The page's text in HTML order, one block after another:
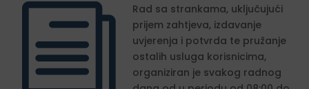
i
Rad sa strankama, uključujući
prijem zahtjeva, izdavanje
uvjerenja i potvrda te pružanje
ostalih usluga korisnicima,
organiziran je svakog radnog